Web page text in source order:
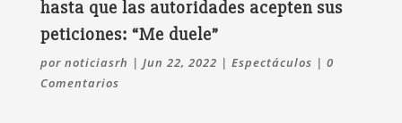
hasta que las autoridades acepten sus
peticiones: “Me duele”
por noticiasrh | Jun 22, 2022 | Espectáculos | 0
Comentarios